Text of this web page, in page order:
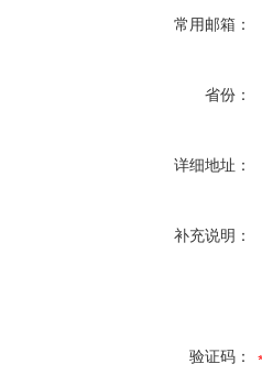
常用邮箱：
省份：
详细地址：
补充说明：
验证码：